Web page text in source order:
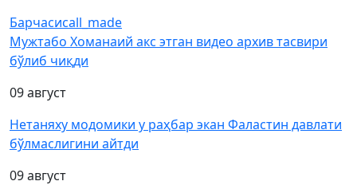
Барчасиcall_made
Мужтабо Хоманаий акс этган видео архив тасвири
бўлиб чиқди
09 август
Нетаняху модомики у раҳбар экан Фаластин давлати
бўлмаслигини айтди
09 август